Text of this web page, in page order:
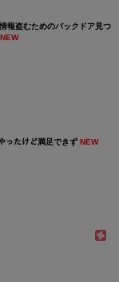
報盗むためのバックドア見つ
NEW
ったけど満足できず NEW